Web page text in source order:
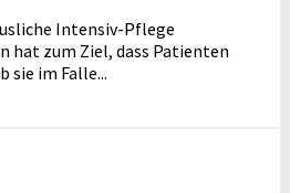
Intensiv-Pflege
hat zum Ziel, dass Patienten
sie im Falle...